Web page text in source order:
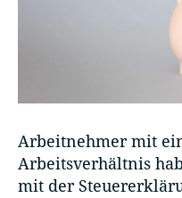
Arbeitnehmer mit
Arbeitsverhältnis
mit der